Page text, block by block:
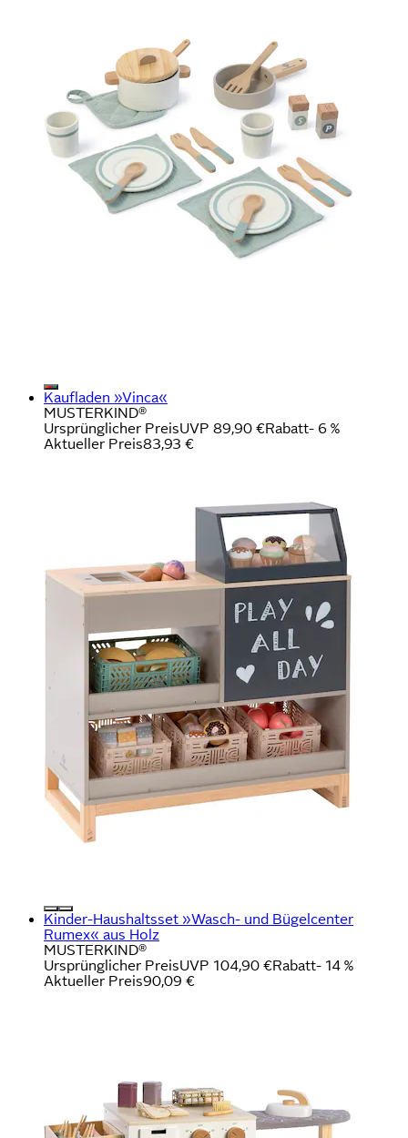
Kaufladen »Vinca«
MUSTERKIND®
Ursprünglicher PreisUVP 89,90 €Rabatt- 6 %
Aktueller Preis83,93 €
Kinder-Haushaltsset »Wasch- und Bügelcenter
Rumex« aus Holz
MUSTERKIND®
Ursprünglicher PreisUVP 104,90 €Rabatt- 14 %
Aktueller Preis90,09 €